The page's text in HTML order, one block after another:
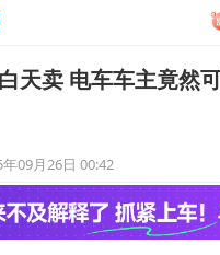
天卖 电车车主竟然
09月26日 00:42